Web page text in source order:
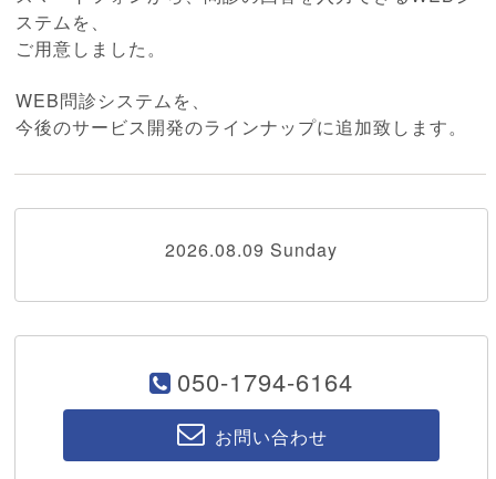
ステムを、
ご用意しました。
WEB問診システムを、
今後のサービス開発のラインナップに追加致します。
2026.08.09 Sunday
050-1794-6164
お問い合わせ